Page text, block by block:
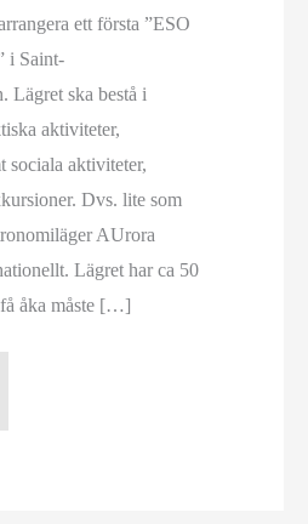
ett första ”ESO
i Saint-
Lägret ska bestå i
aktiviteter,
sociala aktiviteter,
Dvs. lite som
AUrora
Lägret har ca 50
åka måste […]